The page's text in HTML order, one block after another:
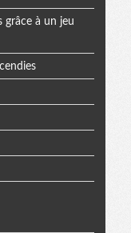
grâce à un jeu